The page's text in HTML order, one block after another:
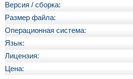
Версия / сборка:
Размер файла:
Операционная система:
Язык:
Лицензия:
Цена: